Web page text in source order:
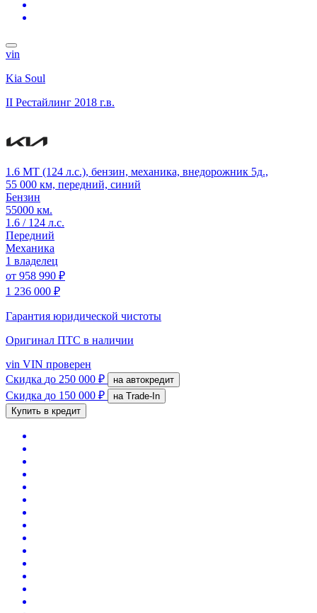
vin
Kia Soul
II Рестайлинг 2018 г.в.
1.6 MT (124 л.с.), бензин, механика, внедорожник 5д.,
55 000 км, передний, синий
Бензин
55000 км.
1.6 / 124 л.с.
Передний
Механика
1 владелец
от 958 990 ₽
1 236 000 ₽
Гарантия юридической чистоты
Оригинал ПТС в наличии
vin VIN проверен
Скидка до 250 000 ₽ на автокредит
Скидка до 150 000 ₽
на Trade-In
Купить в кредит